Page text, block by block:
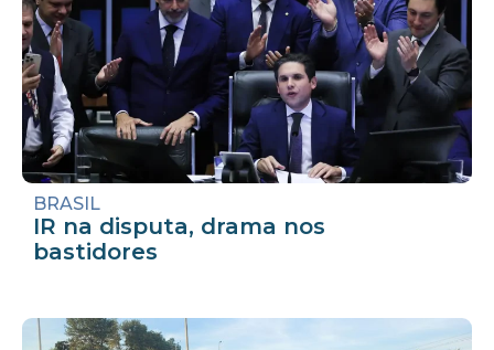
BRASIL
IR na disputa, drama nos
bastidores